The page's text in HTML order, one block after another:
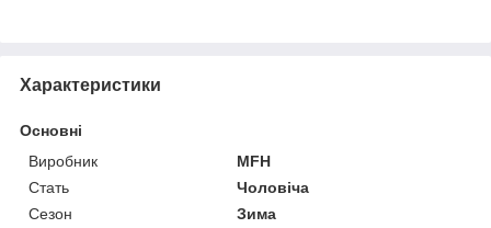
Характеристики
Основні
Виробник
MFH
Стать
Чоловіча
Сезон
Зима